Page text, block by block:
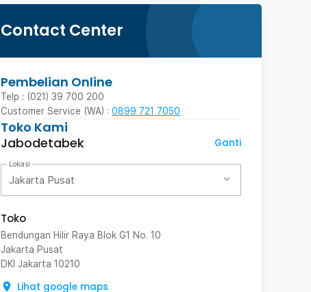
Contact Center
Pembelian Online
Telp : (021) 39 700 200
Customer Service (WA) : 0899 721 7050
Toko Kami
Jabodetabek
Ganti
Lokasi
Jakarta Pusat
Toko
Bendungan Hilir Raya Blok G1 No. 10
Jakarta Pusat
DKI Jakarta 10210
Lihat google maps